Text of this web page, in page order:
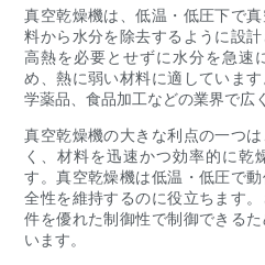
真空乾燥機は、低温・低圧下で
料から水分を除去するように設計
高熱を必要とせずに水分を急速
め、熱に弱い材料に適していま
学薬品、食品加工などの業界で広
真空乾燥機の大きな利点の一つ
く、材料を迅速かつ効率的に乾
す。真空乾燥機は低温・低圧で
全性を維持するのに役立ちます
件を優れた制御性で制御できる
います。